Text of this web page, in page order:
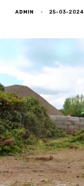
ADMIN 25-03-2024